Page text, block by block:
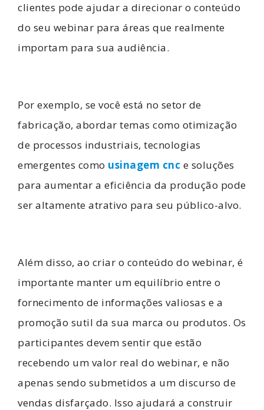
clientes pode ajudar a direcionar o conteúdo
do seu webinar para áreas que realmente
importam para sua audiência.
Por exemplo, se você está no setor de
fabricação, abordar temas como otimização
de processos industriais, tecnologias
emergentes como usinagem cnc e soluções
para aumentar a eficiência da produção pode
ser altamente atrativo para seu público-alvo.
Além disso, ao criar o conteúdo do webinar, é
importante manter um equilíbrio entre o
fornecimento de informações valiosas e a
promoção sutil da sua marca ou produtos. Os
participantes devem sentir que estão
recebendo um valor real do webinar, e não
apenas sendo submetidos a um discurso de
vendas disfarçado. Isso ajudará a construir